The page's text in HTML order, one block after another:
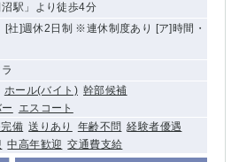
駅」より徒歩4分
[社]週休2日制 ※連休制度あり [ア]時間・
ホール(バイト) 幹部候補
エスコート
備 送りあり 年齢不問 経験者優遇
中高年歓迎 交通費支給
松戸
本八幡
小山
口）